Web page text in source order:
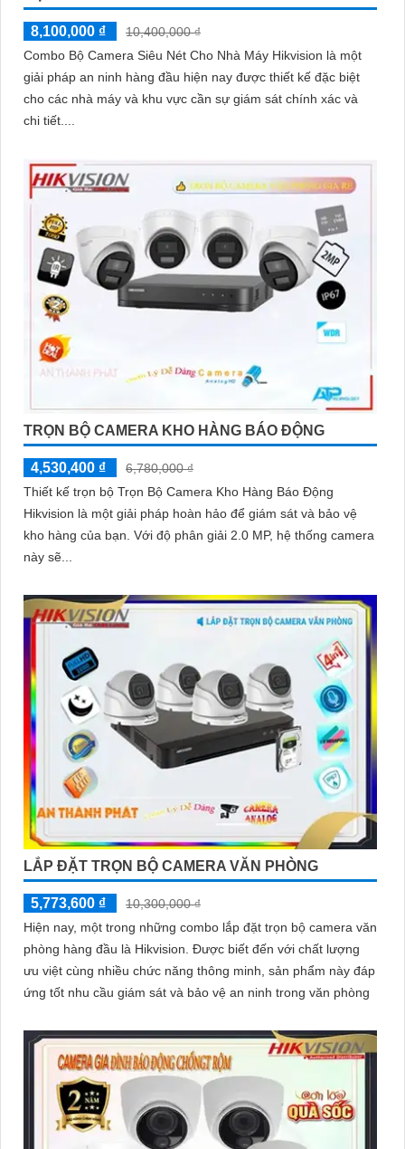
8,100,000 ₫
10,400,000 ₫
Combo Bộ Camera Siêu Nét Cho Nhà Máy Hikvision là một
giải pháp an ninh hàng đầu hiện nay được thiết kế đặc biệt
cho các nhà máy và khu vực cần sự giám sát chính xác và
chi tiết....
TRỌN BỘ CAMERA KHO HÀNG BÁO ĐỘNG
4,530,400 ₫
6,780,000 ₫
Thiết kế trọn bộ Trọn Bộ Camera Kho Hàng Báo Động
Hikvision là một giải pháp hoàn hảo để giám sát và bảo vệ
kho hàng của bạn. Với độ phân giải 2.0 MP, hệ thống camera
này sẽ...
LẮP ĐẶT TRỌN BỘ CAMERA VĂN PHÒNG
5,773,600 ₫
10,300,000 ₫
Hiện nay, một trong những combo lắp đặt trọn bộ camera văn
phòng hàng đầu là Hikvision. Được biết đến với chất lượng
ưu việt cùng nhiều chức năng thông minh, sản phẩm này đáp
ứng tốt nhu cầu giám sát và bảo vệ an ninh trong văn phòng